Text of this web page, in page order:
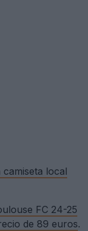
local
FC 24-25
de 89 euros.